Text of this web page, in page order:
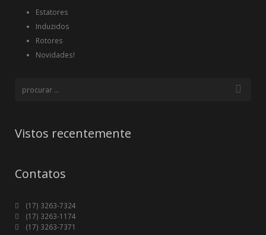
Estatores
Induzidos
Rotores
Novidades!
Vistos recentemente
Contatos
(17) 3263-7324
(17) 3263-1174
(17) 3263-7371